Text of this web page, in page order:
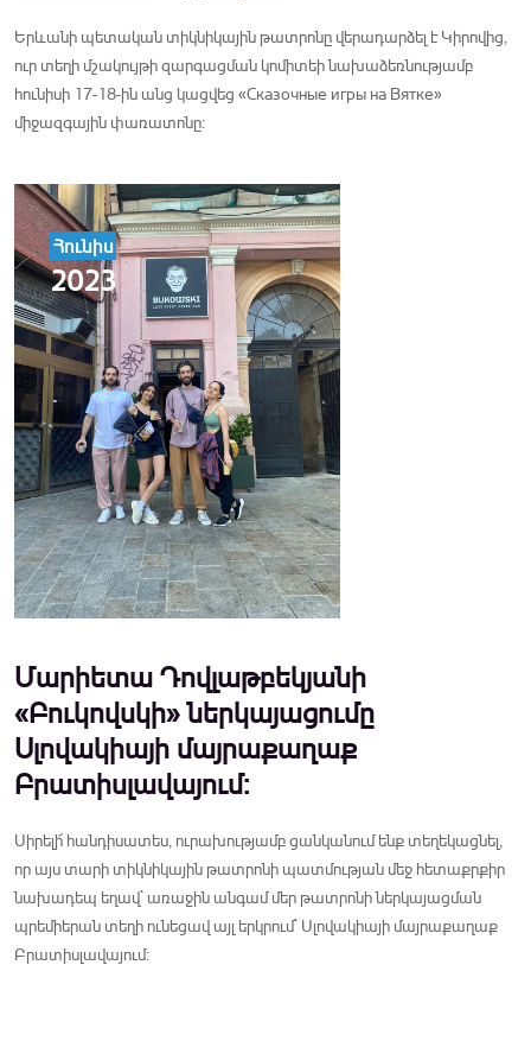
Երևանի պետական տիկնիկային թատրոնը վերադարձել է Կիրովից,
ուր տեղի մշակույթի զարգացման կոմիտեի նախաձեռնությամբ
հունիսի 17-18-ին անց կացվեց «Сказочные игры на Вятке»
միջազգային փառատոնը:
Հունիս
2023
Մարիետա Դովլաթբեկյանի
«Բուկովսկի» ներկայացումը
Սլովակիայի մայրաքաղաք
Բրատիսլավայում:
Սիրելի՜ հանդիսատես, ուրախությամբ ցանկանում ենք տեղեկացնել,
որ այս տարի տիկնիկային թատրոնի պատմության մեջ հետաքրքիր
նախադեպ եղավ` առաջին անգամ մեր թատրոնի ներկայացման
պրեմիերան տեղի ունեցավ այլ երկրում` Սլովակիայի մայրաքաղաք
Բրատիսլավայում: